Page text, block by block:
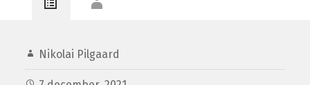
Nikolai Pilgaard